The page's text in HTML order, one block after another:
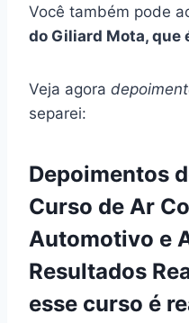
Você também pode
do Giliard Mota, que
Veja agora
separei:
Depoimentos
Curso de Ar
Automotivo e
Resultados
esse curso é